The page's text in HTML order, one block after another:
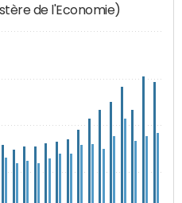
de l'Economie)